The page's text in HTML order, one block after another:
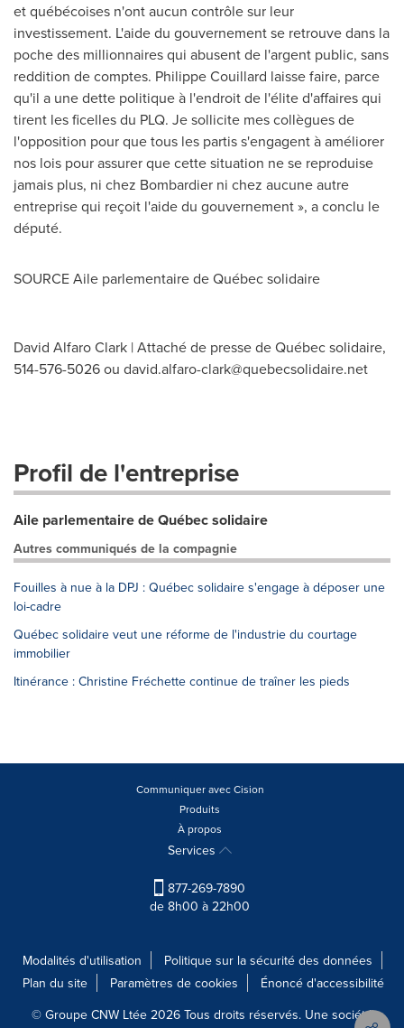
et québécoises n'ont aucun contrôle sur leur
investissement. L'aide du gouvernement se retrouve dans la
poche des millionnaires qui abusent de l'argent public, sans
reddition de comptes. Philippe Couillard laisse faire, parce
qu'il a une dette politique à l'endroit de l'élite d'affaires qui
tirent les ficelles du PLQ. Je sollicite mes collègues de
l'opposition pour que tous les partis s'engagent à améliorer
nos lois pour assurer que cette situation ne se reproduise
jamais plus, ni chez Bombardier ni chez aucune autre
entreprise qui reçoit l'aide du gouvernement », a conclu le
député.
SOURCE Aile parlementaire de Québec solidaire
David Alfaro Clark | Attaché de presse de Québec solidaire,
514-576-5026 ou david.alfaro-clark@quebecsolidaire.net
Profil de l'entreprise
Aile parlementaire de Québec solidaire
Autres communiqués de la compagnie
Fouilles à nue à la DPJ : Québec solidaire s'engage à déposer une
loi-cadre
Québec solidaire veut une réforme de l'industrie du courtage
immobilier
Itinérance : Christine Fréchette continue de traîner les pieds
Communiquer avec Cision
Produits
À propos
Services
877-269-7890
de 8h00 à 22h00
Modalités d'utilisation
Politique sur la sécurité des données
Plan du site
Paramètres de cookies
Énoncé d'accessibilité
© Groupe CNW Ltée 2026 Tous droits réservés. Une société